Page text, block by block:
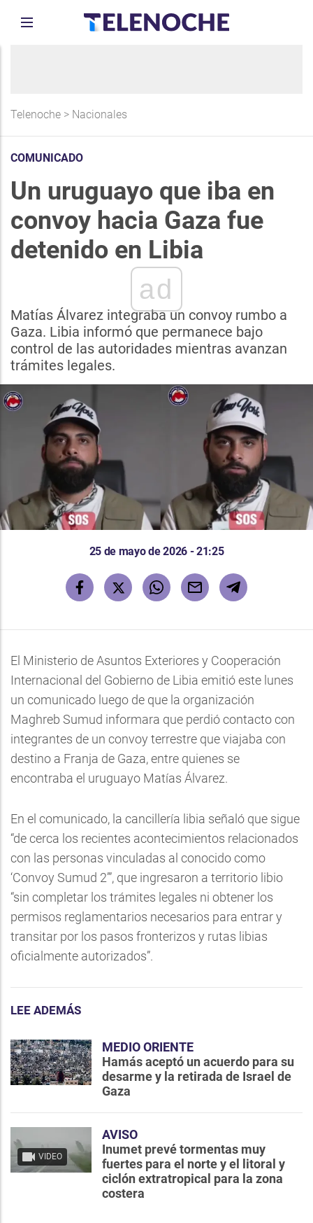
Telenoche > Nacionales
COMUNICADO
Un uruguayo que iba en
convoy hacia Gaza fue
detenido en Libia
ad
Matías Álvarez integraba un convoy rumbo a
Gaza. Libia informó que permanece bajo
control de las autoridades mientras avanzan
trámites legales.
25 de mayo de 2026 - 21:25
El Ministerio de Asuntos Exteriores y Cooperación
Internacional del Gobierno de Libia emitió este lunes
un comunicado luego de que la organización
Maghreb Sumud informara que perdió contacto con
integrantes de un convoy terrestre que viajaba con
destino a Franja de Gaza, entre quienes se
encontraba el uruguayo Matías Álvarez.
En el comunicado, la cancillería libia señaló que sigue
“de cerca los recientes acontecimientos relacionados
con las personas vinculadas al conocido como
‘Convoy Sumud 2’”, que ingresaron a territorio libio
“sin completar los trámites legales ni obtener los
permisos reglamentarios necesarios para entrar y
transitar por los pasos fronterizos y rutas libias
oficialmente autorizados”.
LEE ADEMÁS
MEDIO ORIENTE
Hamás aceptó un acuerdo para su
desarme y la retirada de Israel de
Gaza
VIDEO
AVISO
Inumet prevé tormentas muy
fuertes para el norte y el litoral y
ciclón extratropical para la zona
costera